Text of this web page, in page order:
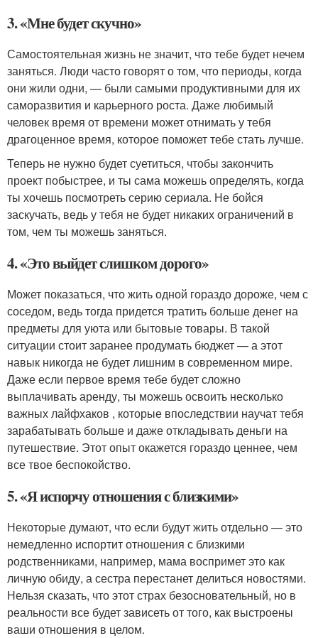
3. «Мне будет скучно»
Самостоятельная жизнь не значит, что тебе будет нечем
заняться. Люди часто говорят о том, что периоды, когда
они жили одни, — были самыми продуктивными для их
саморазвития и карьерного роста. Даже любимый
человек время от времени может отнимать у тебя
драгоценное время, которое поможет тебе стать лучше.
Теперь не нужно будет суетиться, чтобы закончить
проект побыстрее, и ты сама можешь определять, когда
ты хочешь посмотреть серию сериала. Не бойся
заскучать, ведь у тебя не будет никаких ограничений в
том, чем ты можешь заняться.
4. «Это выйдет слишком дорого»
Может показаться, что жить одной гораздо дороже, чем с
соседом, ведь тогда придется тратить больше денег на
предметы для уюта или бытовые товары. В такой
ситуации стоит заранее продумать бюджет — а этот
навык никогда не будет лишним в современном мире.
Даже если первое время тебе будет сложно
выплачивать аренду, ты можешь освоить несколько
важных лайфхаков , которые впоследствии научат тебя
зарабатывать больше и даже откладывать деньги на
путешествие. Этот опыт окажется гораздо ценнее, чем
все твое беспокойство.
5. «Я испорчу отношения с близкими»
Некоторые думают, что если будут жить отдельно — это
немедленно испортит отношения с близкими
родственниками, например, мама воспримет это как
личную обиду, а сестра перестанет делиться новостями.
Нельзя сказать, что этот страх безосновательный, но в
реальности все будет зависеть от того, как выстроены
ваши отношения в целом.